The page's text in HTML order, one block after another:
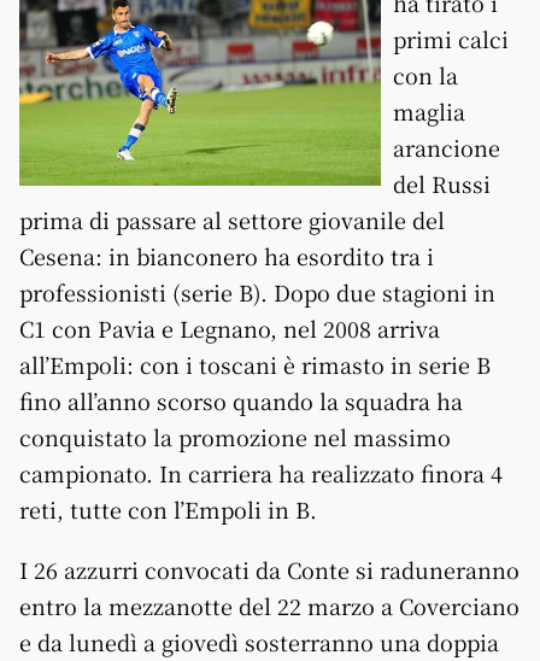
primi calci
con la
maglia
arancione
del Russi
prima di passare al settore giovanile del
Cesena: in bianconero ha esordito tra i
professionisti (serie B). Dopo due stagioni in
C1 con Pavia e Legnano, nel 2008 arriva
all’Empoli: con i toscani è rimasto in serie B
fino all’anno scorso quando la squadra ha
conquistato la promozione nel massimo
campionato. In carriera ha realizzato finora 4
reti, tutte con l’Empoli in B.
I 26 azzurri convocati da Conte si raduneranno
entro la mezzanotte del 22 marzo a Coverciano
e da lunedì a giovedì sosterranno una doppia